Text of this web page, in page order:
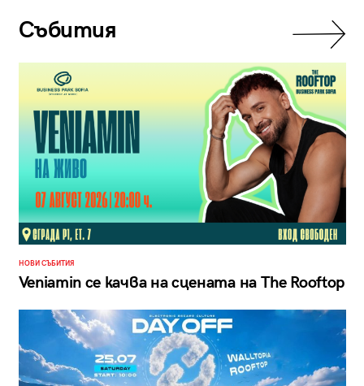
Събития
НОВИ СЪБИТИЯ
Veniamin се качва на сцената на The Rooftop